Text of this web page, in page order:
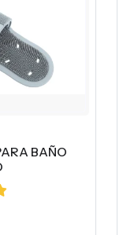
BAÑO